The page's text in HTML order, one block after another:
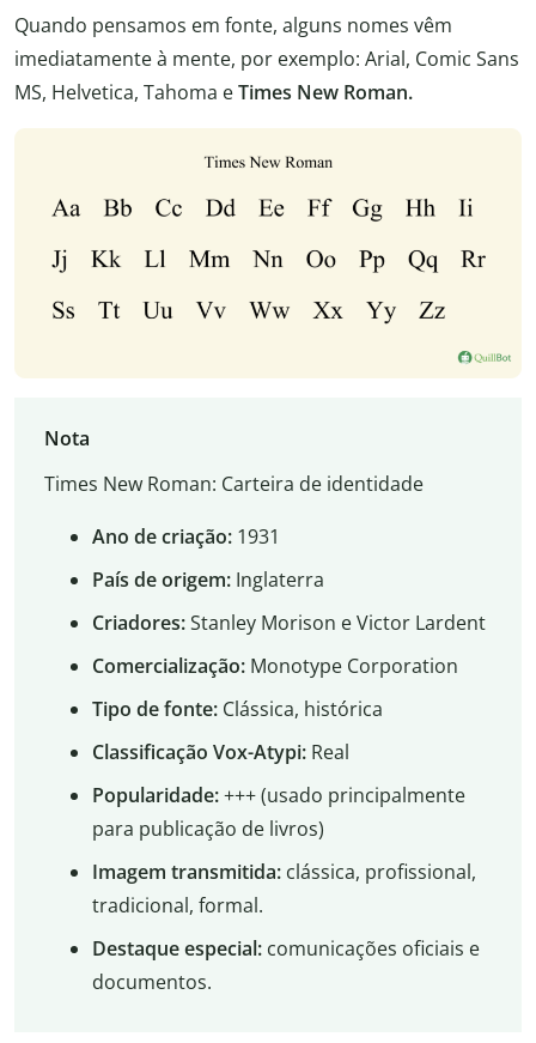
Quando pensamos em fonte, alguns nomes vêm
imediatamente à mente, por exemplo: Arial, Comic Sans
MS, Helvetica, Tahoma eTimes New Roman.
Nota
Times New Roman: Carteira de identidade
Ano de criação:1931
País de origem:Inglaterra
Criadores:Stanley Morison e Victor Lardent
Comercialização:Monotype Corporation
Tipo de fonte:Clássica, histórica
Classificação Vox-Atypi:Real
Popularidade:+++ (usado principalmente
para publicação de livros)
Imagem transmitida: clássica, profissional,
tradicional, formal.
Destaque especial:comunicações oficiais e
documentos.